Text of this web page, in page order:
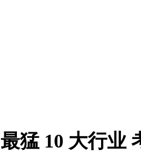
猛 10 大行业